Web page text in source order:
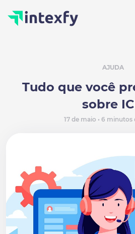
AJUDA
Tudo que você
sobre
17 de maio • 6 minutos